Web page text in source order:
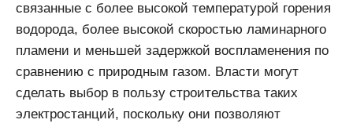
связанные с более высокой температурой горения
водорода, более высокой скоростью ламинарного
пламени и меньшей задержкой воспламенения по
сравнению с природным газом. Власти могут
сделать выбор в пользу строительства таких
электростанций, поскольку они позволяют